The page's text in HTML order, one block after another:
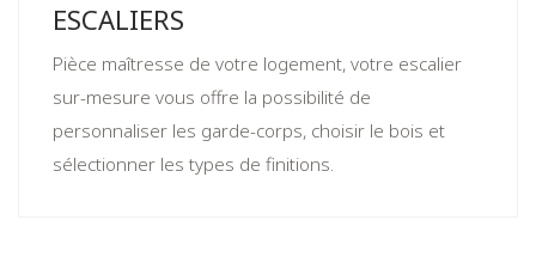
ESCALIERS
Pièce maîtresse de votre logement, votre escalier
sur-mesure vous offre la possibilité de
personnaliser les garde-corps, choisir le bois et
sélectionner les types de finitions.